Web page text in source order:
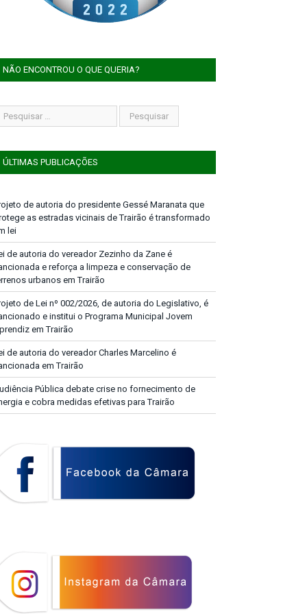
NÃO ENCONTROU O QUE QUERIA?
ÚLTIMAS PUBLICAÇÕES
de autoria do presidente Gessé Maranata que
as estradas vicinais de Trairão é transformado
lei
de autoria do vereador Zezinho da Zane é
e reforça a limpeza e conservação de
urbanos em Trairão
de Lei nº 002/2026, de autoria do Legislativo, é
e institui o Programa Municipal Jovem
em Trairão
de autoria do vereador Charles Marcelino é
em Trairão
Pública debate crise no fornecimento de
e cobra medidas efetivas para Trairão